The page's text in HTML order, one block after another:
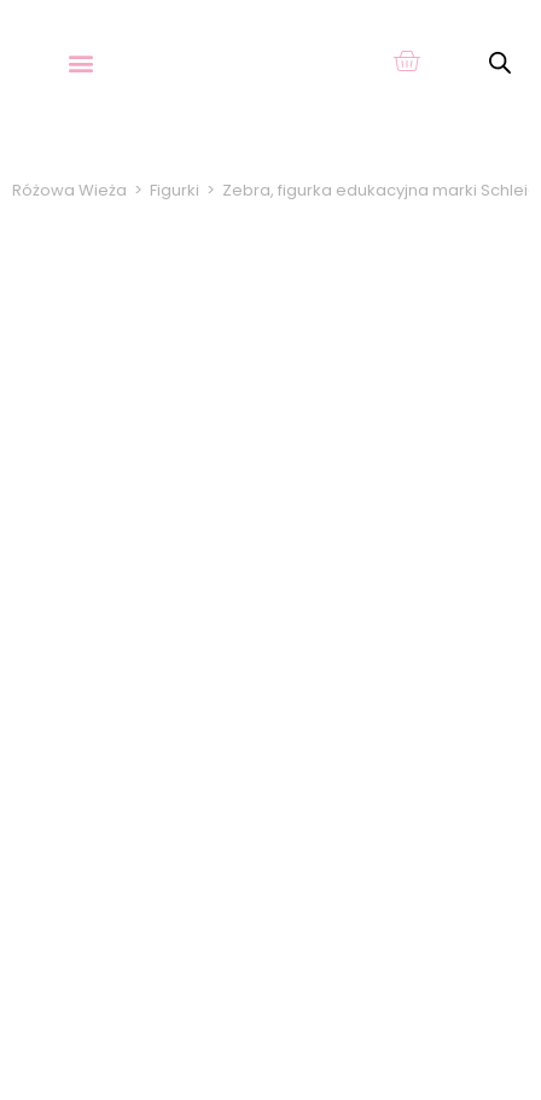
Różowa Wieża > Figurki > Zebra, figurka edukacyjna marki